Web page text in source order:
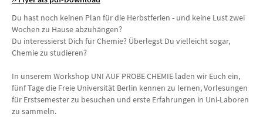
Du hast noch keinen Plan für die Herbstferien - und keine Lust zwei
Wochen zu Hause abzuhängen?
Du interessierst Dich für Chemie? Überlegst Du vielleicht sogar,
Chemie zu studieren?
In unserem Workshop UNI AUF PROBE CHEMIE laden wir Euch ein,
fünf Tage die Freie Universität Berlin kennen zu lernen, Vorlesungen
für Erstsemester zu besuchen und erste Erfahrungen in Uni-Laboren
zu sammeln.